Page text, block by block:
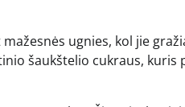
ugnies, kol jie
šaukštelio cukraus, kuris